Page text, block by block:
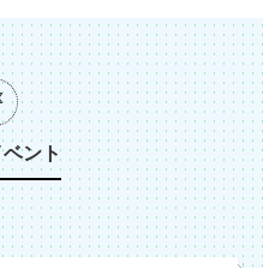
ント